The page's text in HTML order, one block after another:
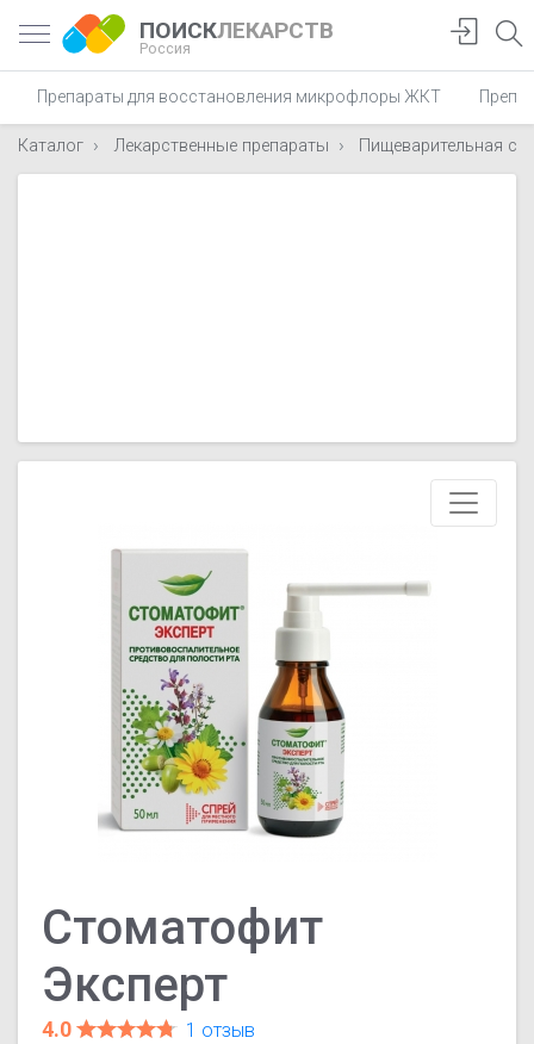
ПОИСКЛЕКАРСТВ
Россия
Препараты для восстановления микрофлоры ЖКТ
Каталог Лекарственные препараты Пищеварительная
Стоматофит
Эксперт
4.0
1 отзыв